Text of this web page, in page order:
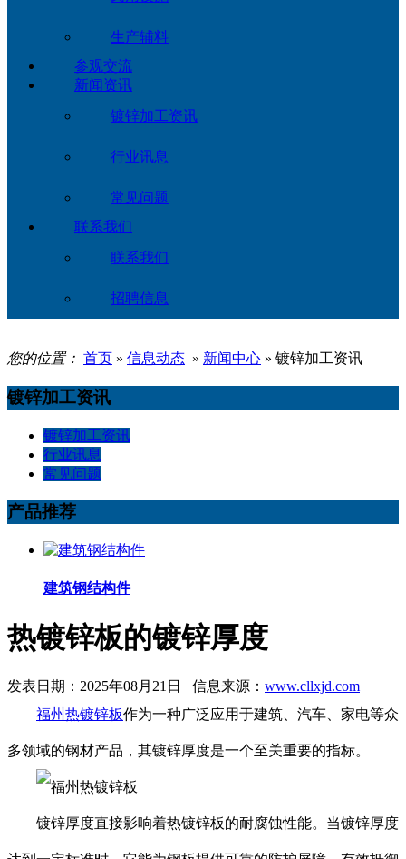
生产辅料
参观交流
新闻资讯
镀锌加工资讯
行业讯息
常见问题
联系我们
联系我们
招聘信息
您的位置： 首页 » 信息动态 » 新闻中心 » 镀锌加工资讯
镀锌加工资讯
镀锌加工资讯
行业讯息
常见问题
产品推荐
建筑钢结构件
热镀锌板的镀锌厚度
发表日期：2025年08月21日 信息来源： www.cllxjd.com
福州热镀锌板作为一种广泛应用于建筑、汽车、家电等众
多领域的钢材产品，其镀锌厚度是一个至关重要的指标。
镀锌厚度直接影响着热镀锌板的耐腐蚀性能。当镀锌厚度